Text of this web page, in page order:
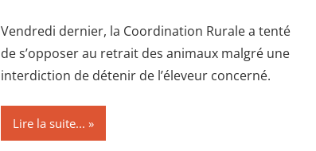
Vendredi dernier, la Coordination Rurale a tenté
de s’opposer au retrait des animaux malgré une
interdiction de détenir de l’éleveur concerné.
Lire la suite...